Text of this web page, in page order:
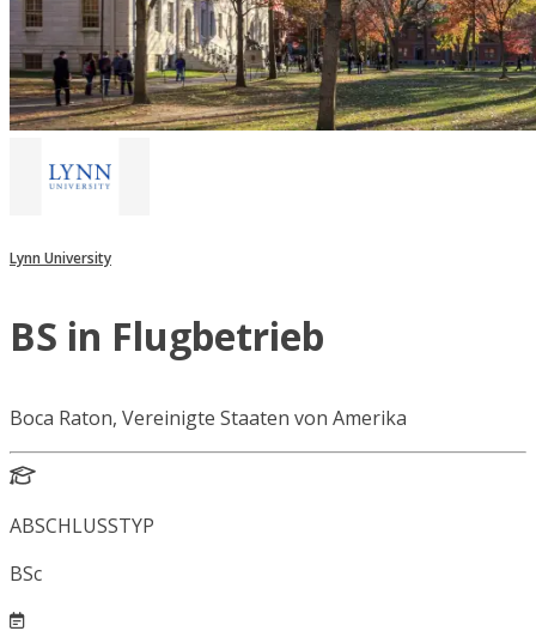
Lynn University
BS in Flugbetrieb
Boca Raton, Vereinigte Staaten von Amerika
ABSCHLUSSTYP
BSc